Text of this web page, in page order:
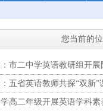
您当前的
市二中学英语教研组开
五省英语教师共探“双新”
高二年级开展英语学科素